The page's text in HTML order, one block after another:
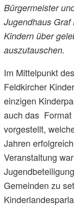
Bürgermeister
Jugendhaus
Kindern über
auszutauschen.
Im Mittelpunkt
Feldkircher
einzigen
auch das Format
vorgestellt,
Jahren
Veranstaltung
Gemeinden zu